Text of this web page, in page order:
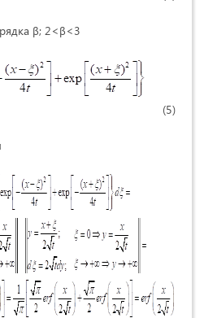
β; 2<β<3
(5)